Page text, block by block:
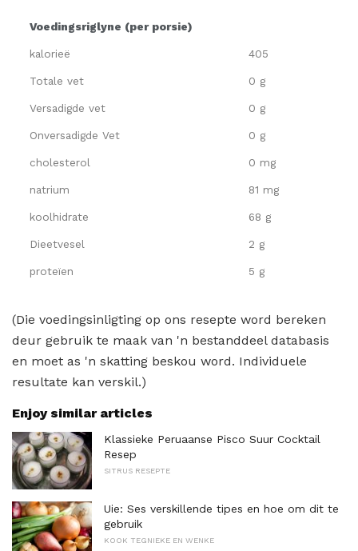
Voedingsriglyne (per porsie)
kalorieë 405
Totale vet 0 g
Versadigde vet 0 g
Onversadigde Vet 0 g
cholesterol 0 mg
natrium 81 mg
koolhidrate 68 g
Dieetvesel 2 g
proteïen 5 g
(Die voedingsinligting op ons resepte word bereken
deur gebruik te maak van 'n bestanddeel databasis
en moet as 'n skatting beskou word. Individuele
resultate kan verskil.)
Enjoy similar articles
Klassieke Peruaanse Pisco Suur Cocktail
Resep
SITRUS RESEPTE
Uie: Ses verskillende tipes en hoe om dit te
gebruik
KOOK TEGNIEKE EN WENKE